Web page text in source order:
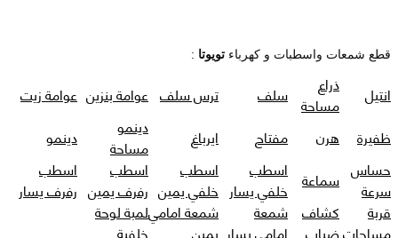
قطع شمعات واسطبات و كهرباء تويوتا :
انتيل
ذراع
مساحة سلف ترس سلف عوامة بنزين عوامة زيت
ظفيرة
هرن مفتاح ايرباغ
دينمو
مساحة
دينمو
حساس
سرعة
سماعة اسطب
خلفي يسار
اسطب
خلفي يمين
اسطب
رفرف يمين
اسطب
رفرف يسار
قربة
مساحات
كشاف
ضباب
شمعة
امامي يسار
شمعة امامي
يمين
لمبة لوحة
خلفية